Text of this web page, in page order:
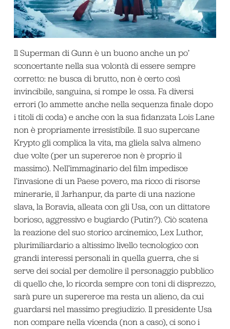
Il Superman di Gunn è un buono anche un po’
sconcertante nella sua volontà di essere sempre
corretto: ne busca di brutto, non è certo così
invincibile, sanguina, si rompe le ossa. Fa diversi
errori (lo ammette anche nella sequenza finale dopo
i titoli di coda) e anche con la sua fidanzata Lois Lane
non è propriamente irresistibile. Il suo supercane
Krypto gli complica la vita, ma gliela salva almeno
due volte (per un supereroe non è proprio il
massimo). Nell’immaginario del film impedisce
l’invasione di un Paese povero, ma ricco di risorse
minerarie, il Jarhanpur, da parte di una nazione
slava, la Boravia, alleata con gli Usa, con un dittatore
borioso, aggressivo e bugiardo (Putin?). Ciò scatena
la reazione del suo storico arcinemico, Lex Luthor,
plurimiliardario a altissimo livello tecnologico con
grandi interessi personali in quella guerra, che si
serve dei social per demolire il personaggio pubblico
di quello che, lo ricorda sempre con toni di disprezzo,
sarà pure un supereroe ma resta un alieno, da cui
guardarsi nel massimo pregiudizio. Il presidente Usa
non compare nella vicenda (non a caso), ci sono i